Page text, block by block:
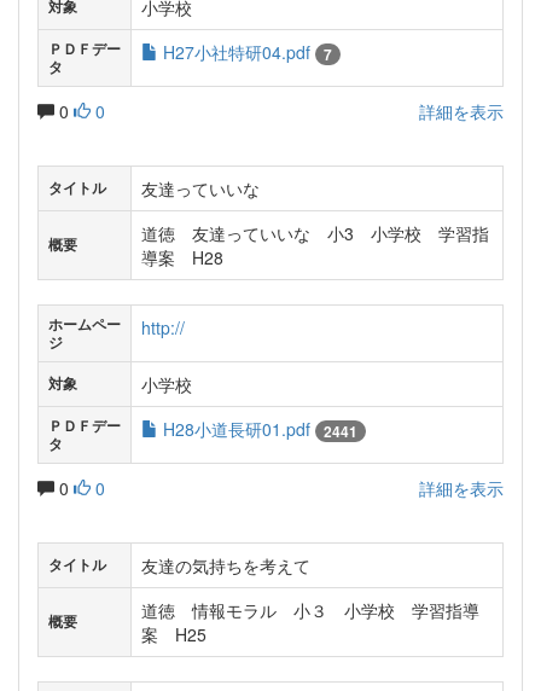
対象 小学校
ＰＤＦデー
タ
H27小社特研04.pdf 7
0 0 詳細を表示
タイトル 友達っていいな
概要
道徳 友達っていいな 小3 小学校 学習指
導案 H28
ホームペー
ジ
http://
対象 小学校
ＰＤＦデー
タ
H28小道長研01.pdf 2441
0 0 詳細を表示
タイトル 友達の気持ちを考えて
概要
道徳 情報モラル 小３ 小学校 学習指導
案 H25